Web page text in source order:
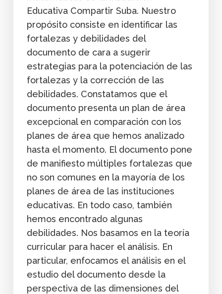
Educativa Compartir Suba. Nuestro
propósito consiste en identificar las
fortalezas y debilidades del
documento de cara a sugerir
estrategias para la potenciación de las
fortalezas y la corrección de las
debilidades. Constatamos que el
documento presenta un plan de área
excepcional en comparación con los
planes de área que hemos analizado
hasta el momento. El documento pone
de manifiesto múltiples fortalezas que
no son comunes en la mayoría de los
planes de área de las instituciones
educativas. En todo caso, también
hemos encontrado algunas
debilidades. Nos basamos en la teoría
curricular para hacer el análisis. En
particular, enfocamos el análisis en el
estudio del documento desde la
perspectiva de las dimensiones del